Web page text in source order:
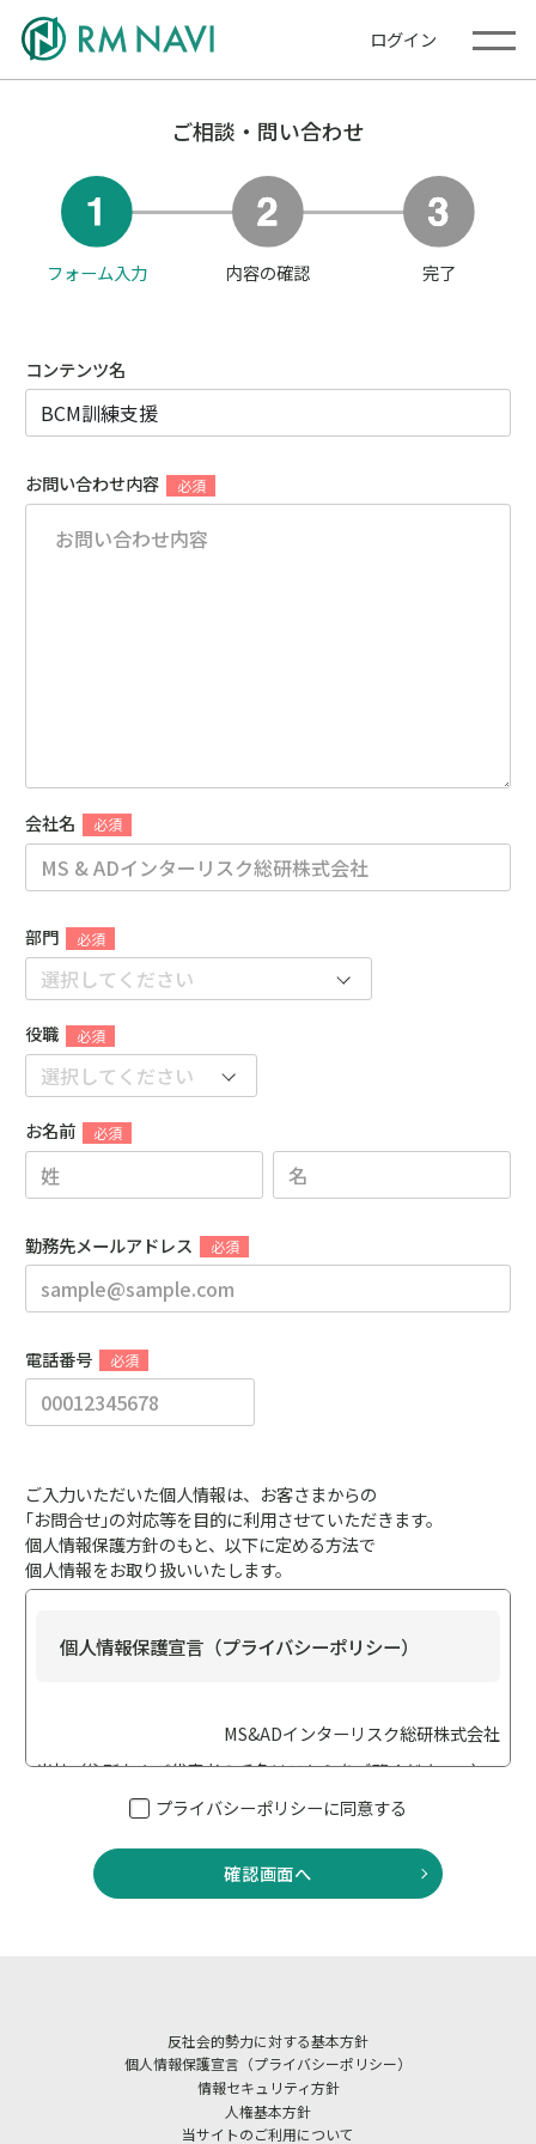
ログイン
ご相談・問い合わせ
フォーム入力 内容の確認 完了
コンテンツ名
お問い合わせ内容
会社名
部門
役職
お名前
勤務先メールアドレス
電話番号
ご入力いただいた個人情報は、お客さまからの
｢お問合せ｣の対応等を目的に利用させていただきます。
個人情報保護方針のもと、以下に定める方法で
個人情報をお取り扱いいたします。
個人情報保護宣言（プライバシーポリシー）
MS&ADインターリスク総研株式会社
当社（住所および代表者の氏名はこちらをご覧ください。）
は、個人情報保護の重要性に鑑み、「個人情報保護に関する
における特定の個人を識別するための番号の利用等に関する
法律（以下「番号法」といいます）」、その他の法令・ガイ
ます。 また、当社における個人情報の取扱いおよび安全管理
に係る適切な措置については、適宜見直しを行い、改善いた
プライバシーポリシーに同意する
確認画面へ
反社会的勢力に対する基本方針
個人情報保護宣言（プライバシーポリシー）
情報セキュリティ方針
人権基本方針
当サイトのご利用について